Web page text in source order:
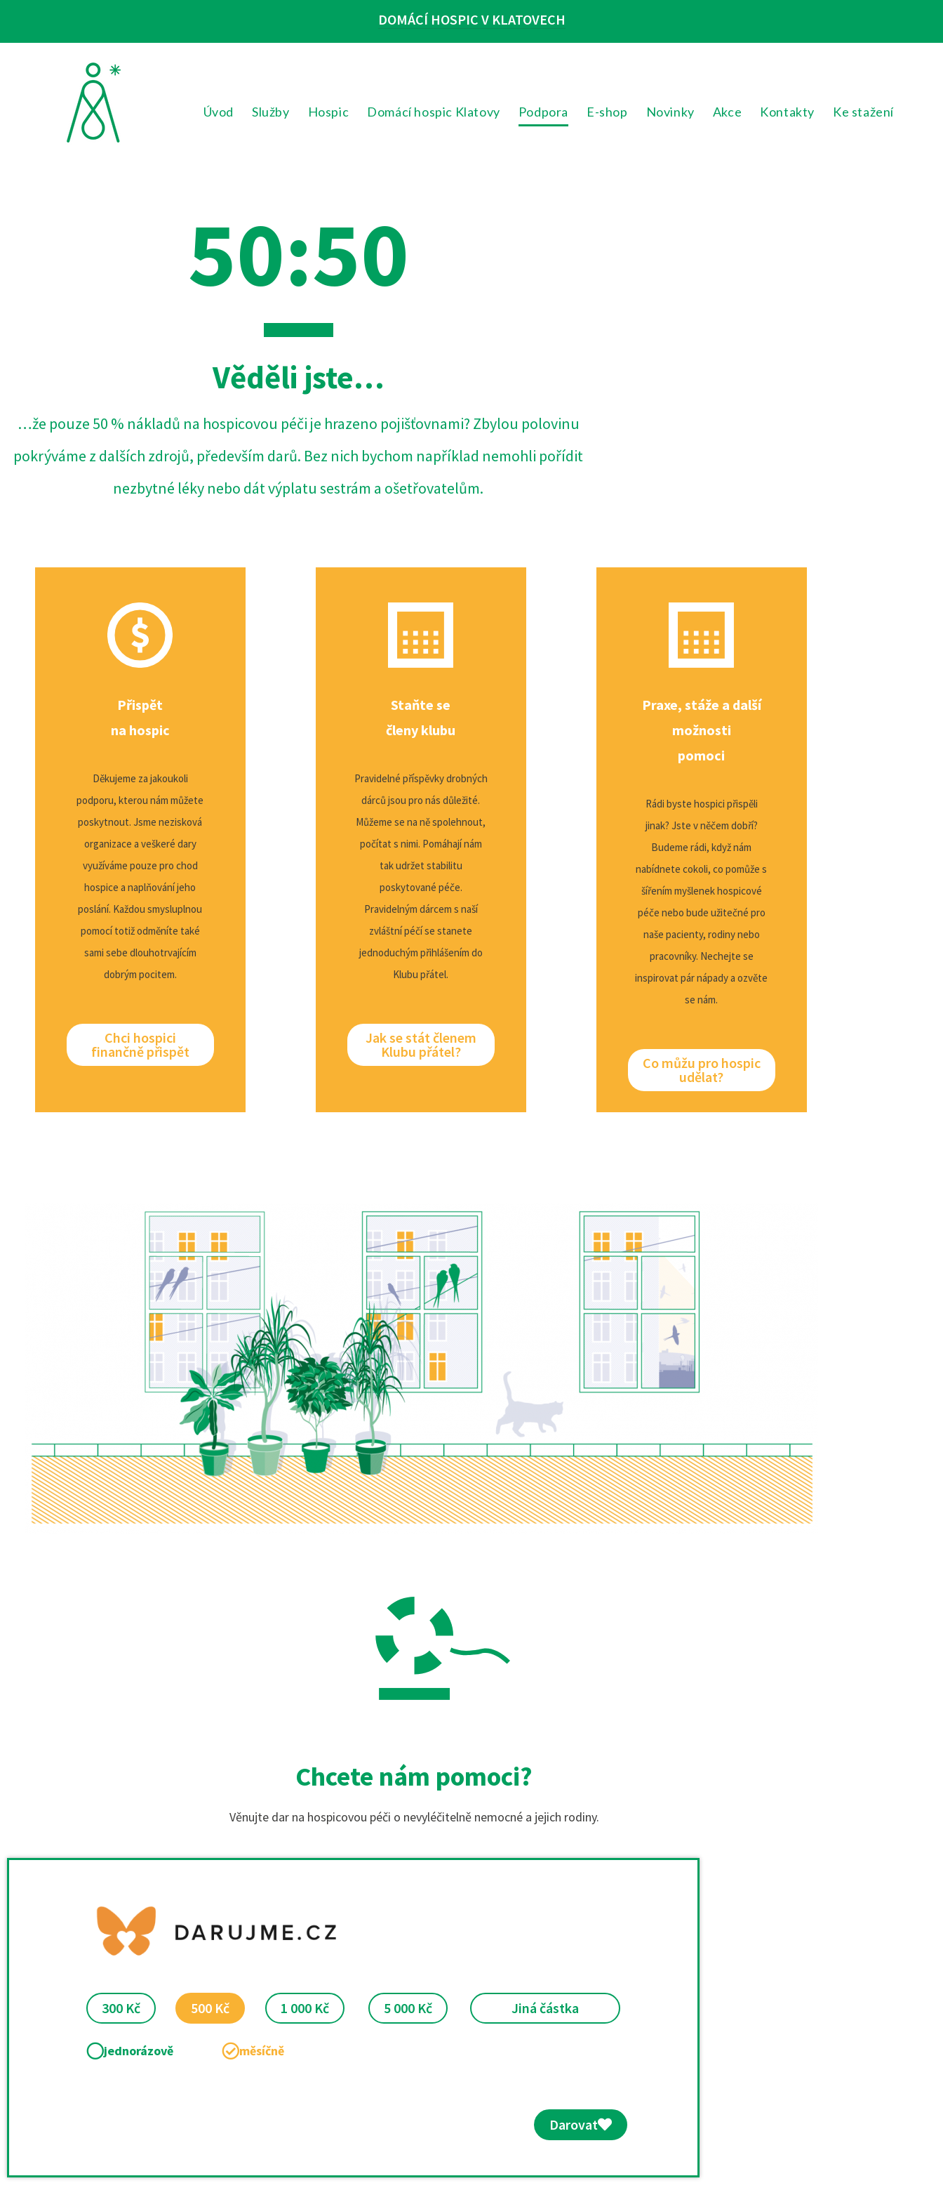
DOMÁCÍ HOSPIC V KLATOVECH
Úvod Služby Hospic Domácí hospic Klatovy Podpora E-shop Novinky Akce Kontakty Ke stažení
50:50
Věděli jste…
…že pouze 50 % nákladů na hospicovou péči je hrazeno pojišťovnami? Zbylou polovinu
pokrýváme z dalších zdrojů, především darů. Bez nich bychom například nemohli pořídit
nezbytné léky nebo dát výplatu sestrám a ošetřovatelům.
Přispět
na hospic
Děkujeme za jakoukoli
podporu, kterou nám můžete
poskytnout. Jsme nezisková
organizace a veškeré dary
využíváme pouze pro chod
hospice a naplňování jeho
poslání. Každou smysluplnou
pomocí totiž odměníte také
sami sebe dlouhotrvajícím
dobrým pocitem.
Chci hospici
finančně přispět
Staňte se
členy klubu
Pravidelné příspěvky drobných
dárců jsou pro nás důležité.
Můžeme se na ně spolehnout,
počítat s nimi. Pomáhají nám
tak udržet stabilitu
poskytované péče.
Pravidelným dárcem s naší
zvláštní péčí se stanete
jednoduchým přihlášením do
Klubu přátel.
Jak se stát členem
Klubu přátel?
Praxe, stáže a další
možnosti
pomoci
Rádi byste hospici přispěli
jinak? Jste v něčem dobří?
Budeme rádi, když nám
nabídnete cokoli, co pomůže s
šířením myšlenek hospicové
péče nebo bude užitečné pro
naše pacienty, rodiny nebo
pracovníky. Nechejte se
inspirovat pár nápady a ozvěte
se nám.
Co můžu pro hospic
udělat?
Chcete nám pomoci?
Věnujte dar na hospicovou péči o nevyléčitelně nemocné a jejich rodiny.
300 Kč 500 Kč 1 000 Kč 5 000 Kč Jiná částka
jednorázově měsíčně
Darovat